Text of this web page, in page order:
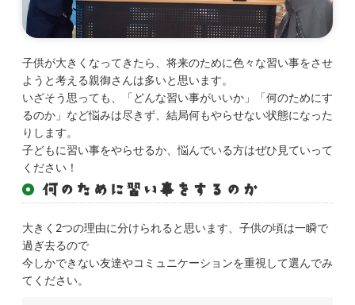
子供が大きくなってきたら、将来のために色々な習い事をさせ
ようと考える親御さんは多いと思います。
いざそう思っても、「どんな習い事がいいか」「何のためにす
るのか」など悩みは尽きず、結局何もやらせない状態になった
りします。
子どもに習い事をやらせるか、悩んでいる方はぜひ見ていって
ください！
何のために習い事をするのか
大きく2つの理由に分けられると思います、子供の頃は一瞬で
過ぎ去るので
今しかできない友達やコミュニケーションを重視して選んでみ
てください。